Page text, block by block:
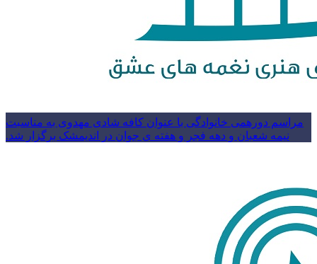
مراسم دورهمی خانوادگی با عنوان کافه شادی مهدوی به مناسبت
نیمه شعبان و دهه فجر و هفته ی جوان در اندیمشک برگزار شد.